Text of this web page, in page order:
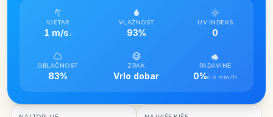
VJETAR
1 m/s J
VLAŽNOST
93%
UV INDEKS
0
OBLAČNOST
83%
ZRAK
Vrlo dobar
PADAVINE
0%0.0 mm/h